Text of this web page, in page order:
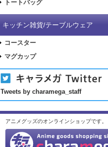
トートバッグ
キッチン雑貨/テーブルウェア
コースター
マグカップ
Tweets by charamega_staff
アニメグッズのオンラインショップです。